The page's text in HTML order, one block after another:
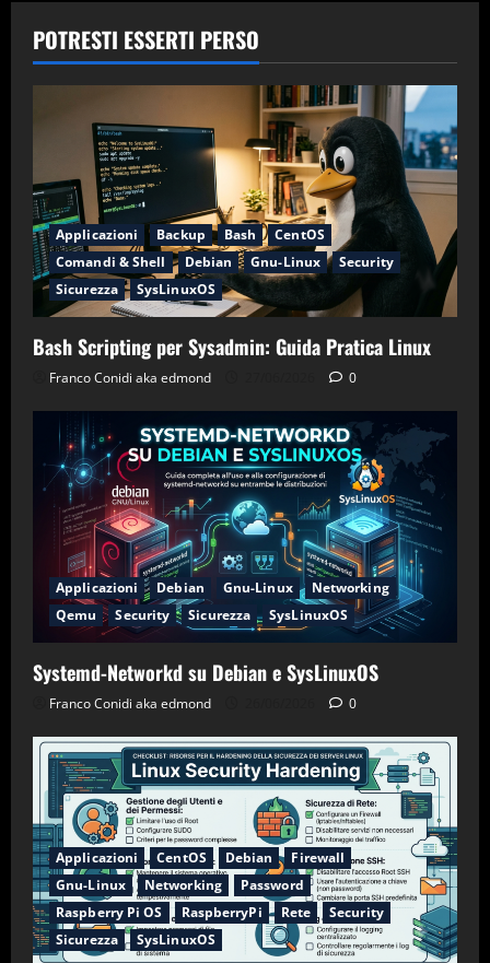
POTRESTI ESSERTI PERSO
Applicazioni Backup Bash
CentOS
Comandi & Shell
Debian Gnu-Linux
Security
Sicurezza
SysLinuxOS
Bash Scripting per Sysadmin: Guida Pratica Linux
Franco Conidi aka edmond 0
Applicazioni Debian Gnu-Linux
Networking
Qemu
Security Sicurezza SysLinuxOS
Systemd-Networkd su Debian e SysLinuxOS
Franco Conidi aka edmond 0
Applicazioni CentOS Debian
Firewall
Gnu-Linux
Networking
Password
Raspberry Pi OS
RaspberryPi Rete
Security
Sicurezza
SysLinuxOS